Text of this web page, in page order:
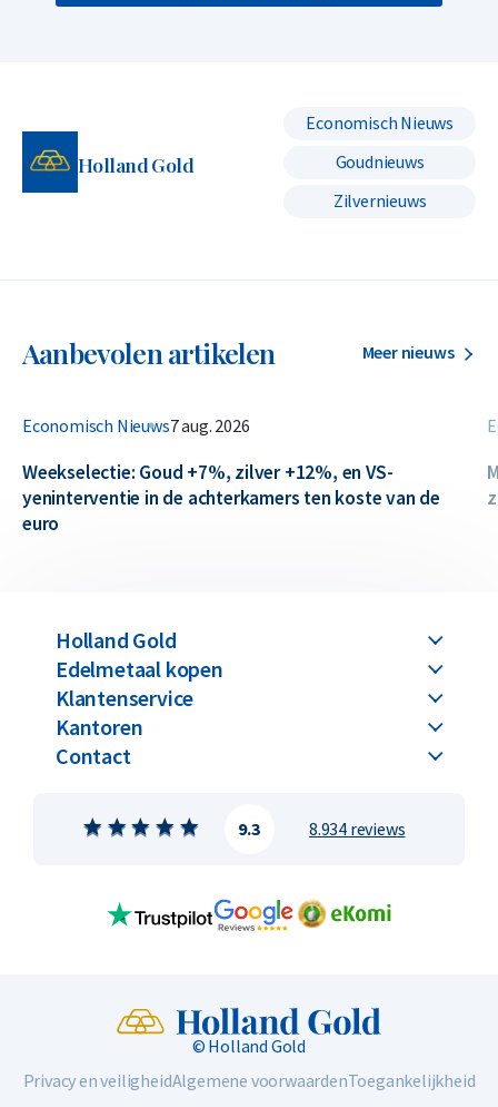
Holland Gold
Economisch Nieuws
Goudnieuws
Zilvernieuws
Aanbevolen artikelen Meer nieuws
Economisch Nieuws7 aug. 2026
Weekselectie: Goud +7%, zilver +12%, en VS-
yeninterventie in de achterkamers ten koste van de
euro
Holland Gold
Edelmetaal kopen
Klantenservice
Kantoren
Contact
8.934 reviews
9.3
© Holland Gold
Privacy en veiligheidAlgemene voorwaardenToegankelijkheid